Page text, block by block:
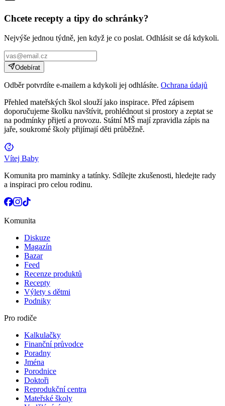
Chcete recepty a tipy do schránky?
Nejvýše jednou týdně, jen když je co poslat. Odhlásit se dá kdykoli.
Odebírat
Odběr potvrdíte e-mailem a kdykoli jej odhlásíte. Ochrana údajů
Přehled mateřských škol slouží jako inspirace. Před zápisem
doporučujeme školku navštívit, prohlédnout si prostory a zeptat se
na podmínky přijetí a provozu. Státní MŠ mají zpravidla zápis na
jaře, soukromé školy přijímají děti průběžně.
Vítej Baby
Komunita pro maminky a tatínky. Sdílejte zkušenosti, hledejte rady
a inspiraci pro celou rodinu.
Komunita
Diskuze
Magazín
Bazar
Feed
Recenze produktů
Recepty
Výlety s dětmi
Podniky
Pro rodiče
Kalkulačky
Finanční průvodce
Poradny
Jména
Porodnice
Doktoři
Reprodukční centra
Mateřské školy